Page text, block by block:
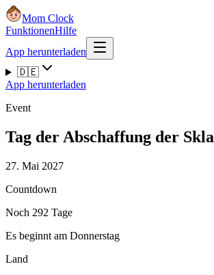
Mom Clock
FunktionenHilfe
App herunterladen
🇩🇪
App herunterladen
Event
Tag der Abschaffung der
27. Mai 2027
Countdown
Noch 292 Tage
Es beginnt am Donnerstag
Land